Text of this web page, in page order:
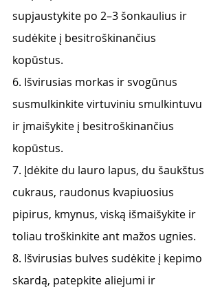
supjaustykite po 2–3 šonkaulius ir
sudėkite į besitroškinančius
kopūstus.
6. Išvirusias morkas ir svogūnus
susmulkinkite virtuviniu smulkintuvu
ir įmaišykite į besitroškinančius
kopūstus.
7. Įdėkite du lauro lapus, du šaukštus
cukraus, raudonus kvapiuosius
pipirus, kmynus, viską išmaišykite ir
toliau troškinkite ant mažos ugnies.
8. Išvirusias bulves sudėkite į kepimo
skardą, patepkite aliejumi ir